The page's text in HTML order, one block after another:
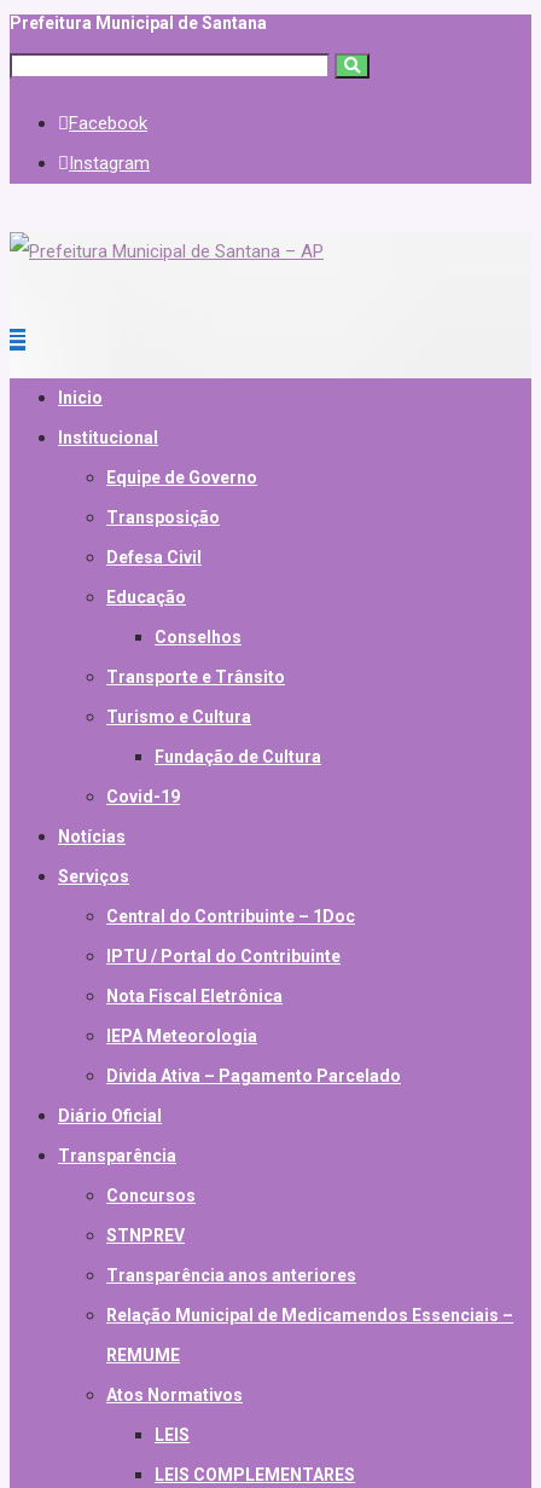
Prefeitura Municipal de Santana
Facebook
Instagram
Inicio
Institucional
Equipe de Governo
Transposição
Defesa Civil
Educação
Conselhos
Transporte e Trânsito
Turismo e Cultura
Fundação de Cultura
Covid-19
Notícias
Serviços
Central do Contribuinte – 1Doc
IPTU / Portal do Contribuinte
Nota Fiscal Eletrônica
IEPA Meteorologia
Divida Ativa – Pagamento Parcelado
Diário Oficial
Transparência
Concursos
STNPREV
Transparência anos anteriores
Relação Municipal de Medicamendos Essenciais –
REMUME
Atos Normativos
LEIS
LEIS COMPLEMENTARES